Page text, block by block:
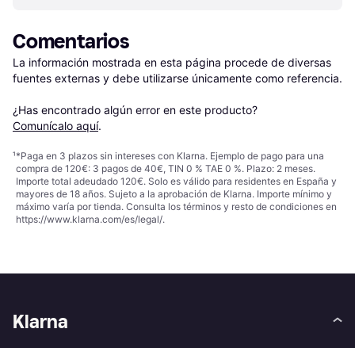
Comentarios
La información mostrada en esta página procede de diversas
fuentes externas y debe utilizarse únicamente como referencia.
¿Has encontrado algún error en este producto?
Comunícalo aquí.
¹*Paga en 3 plazos sin intereses con Klarna. Ejemplo de pago para una
compra de 120€: 3 pagos de 40€, TIN 0 % TAE 0 %. Plazo: 2 meses.
Importe total adeudado 120€. Solo es válido para residentes en España y
mayores de 18 años. Sujeto a la aprobación de Klarna. Importe mínimo y
máximo varía por tienda. Consulta los términos y resto de condiciones en
https://www.klarna.com/es/legal/.
Klarna